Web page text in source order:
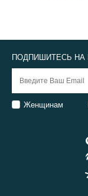
ПОДПИШИТЕСЬ НА
Женщинам